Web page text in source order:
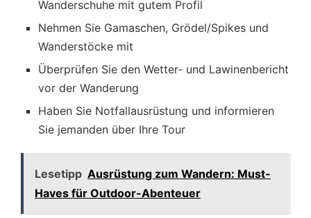
Wanderschuhe mit gutem Profil
Nehmen Sie Gamaschen, Grödel/Spikes und
Wanderstöcke mit
Überprüfen Sie den Wetter- und Lawinenbericht
vor der Wanderung
Haben Sie Notfallausrüstung und informieren
Sie jemanden über Ihre Tour
Lesetipp Ausrüstung zum Wandern: Must-
Haves für Outdoor-Abenteuer